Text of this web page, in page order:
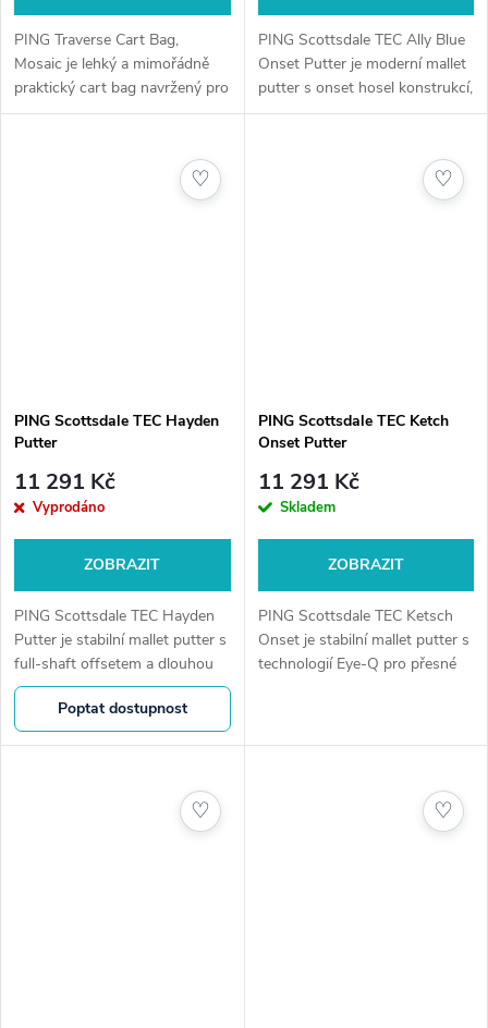
PING Traverse Cart Bag,
Mosaic je lehký a mimořádně
praktický cart bag navržený pro
hráče, kteří chtějí maximální
přístup ke všem kapsám během
PING Scottsdale TEC Ally Blue
Onset Putter je moderní mallet
putter s onset hosel konstrukcí,
která poskytuje plný výhled na
PING Scottsdale TEC Hayden
Putter
11 291 Kč
Vyprodáno
ZOBRAZIT
PING Scottsdale TEC Hayden
Putter je stabilní mallet putter s
full-shaft offsetem a dlouhou
zarovnávací linií, která pomáhá
soustředit pohled a zlepšit
přesnost na greenu. Díky...
Poptat dostupnost
♡
PING Scottsdale TEC Ketch
Onset Putter
11 291 Kč
Skladem
ZOBRAZIT
PING Scottsdale TEC Ketsch
Onset je stabilní mallet putter s
technologií Eye-Q pro přesné
♡
♡ ♡